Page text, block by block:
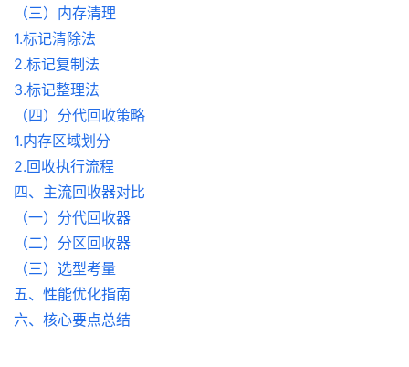
（三）内存清理
1.标记清除法
2.标记复制法
3.标记整理法
（四）分代回收策略
1.内存区域划分
2.回收执行流程
四、主流回收器对比
（一）分代回收器
（二）分区回收器
（三）选型考量
五、性能优化指南
六、核心要点总结